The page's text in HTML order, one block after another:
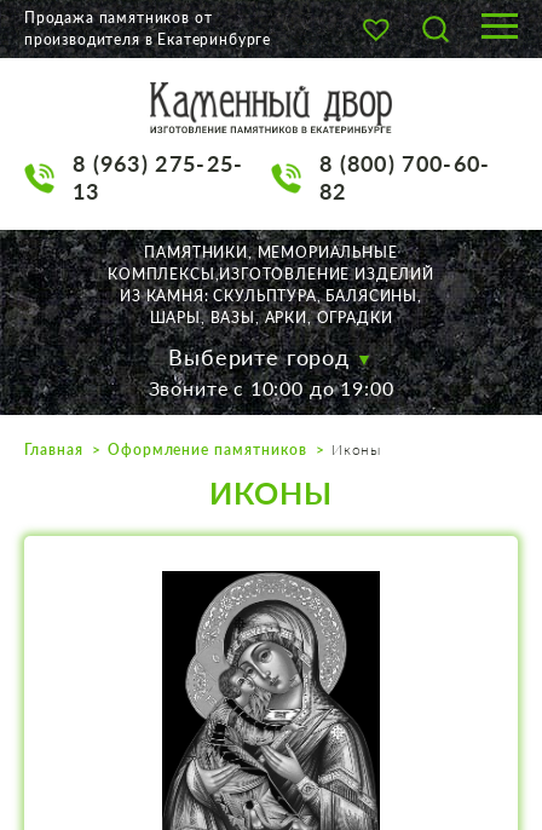
О КОМПАНИИ
НАШИ РАБОТЫ
АКЦИИ
ДОСТАВКА
КОНТАКТЫ
K2532513@yandex.ru
Пн. — Пт. с 10:00 до 19:00
Воскресенье по договор.
Продажа памятников от
производителя в Екатеринбурге
8 (963) 275-25-
13
8 (800) 700-60-
82
ПАМЯТНИКИ, МЕМОРИАЛЬНЫЕ
КОМПЛЕКСЫ,ИЗГОТОВЛЕНИЕ ИЗДЕЛИЙ
ИЗ КАМНЯ: СКУЛЬПТУРА, БАЛЯСИНЫ,
ШАРЫ, ВАЗЫ, АРКИ, ОГРАДКИ
Выберите город
Звоните с 10:00 до 19:00
Главная Оформление памятников Иконы
ИКОНЫ